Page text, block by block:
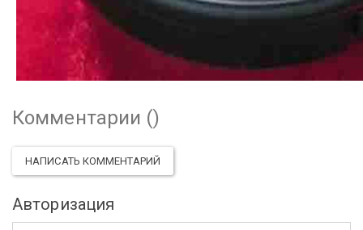
Комментарии ()
НАПИСАТЬ КОММЕНТАРИЙ
Авторизация